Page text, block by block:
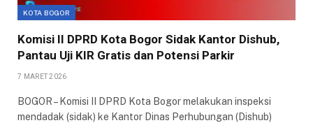
KOTA BOGOR
Komisi II DPRD Kota Bogor Sidak Kantor Dishub,
Pantau Uji KIR Gratis dan Potensi Parkir
7 MARET 2026
BOGOR – Komisi II DPRD Kota Bogor melakukan inspeksi
mendadak (sidak) ke Kantor Dinas Perhubungan (Dishub)